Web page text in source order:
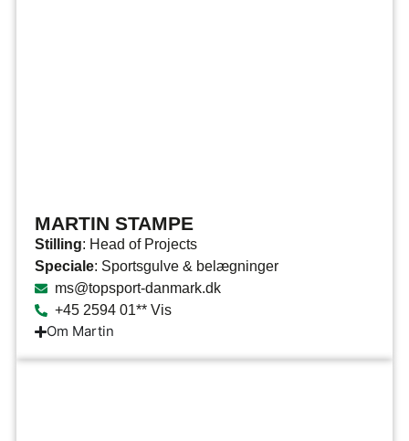
MARTIN STAMPE
Stilling: Head of Projects
Speciale: Sportsgulve & belægninger
ms@topsport-danmark.dk
+45 2594 01** Vis
Om Martin